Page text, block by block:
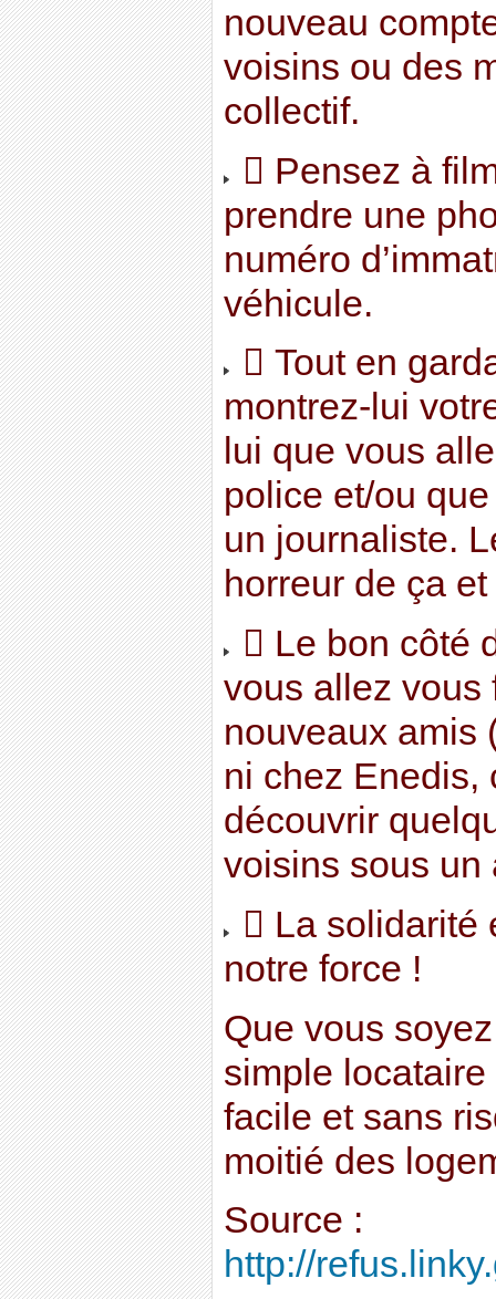
nouveau
voisins ou des
collectif.
 Pensez à
prendre une
numéro
véhicule.
 Tout en
montrez-lui
lui que vous
police et/ou
un journaliste.
horreur de ça
 Le bon côté
vous allez vous
nouveaux amis
ni chez Enedis,
découvrir
voisins sous un
 La solidarité
notre force !
Que vous
simple
facile et sans
moitié des
Source :
http://